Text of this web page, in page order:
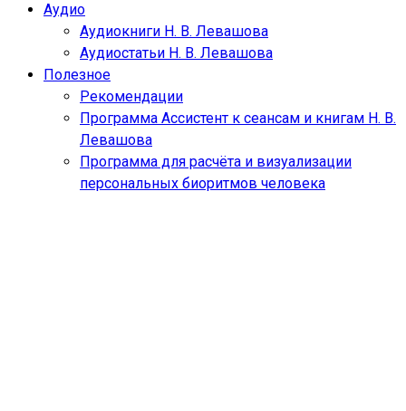
Аудио
Аудиокниги Н. В. Левашова
Аудиостатьи Н. В. Левашова
Полезное
Рекомендации
Программа Ассистент к сеансам и книгам Н. В.
Левашова
Программа для расчёта и визуализации
персональных биоритмов человека